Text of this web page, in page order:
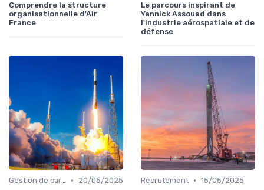
Comprendre la structure
organisationnelle d'Air
France
Le parcours inspirant de
Yannick Assouad dans
l'industrie aérospatiale et de
défense
Gestion de carrière •
20/05/2025
Recrutement • 15/05/2025